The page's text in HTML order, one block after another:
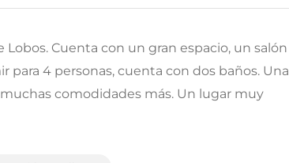
Cuenta con un gran espacio, un salón
para 4 personas, cuenta con dos baños. Una
comodidades más. Un lugar muy